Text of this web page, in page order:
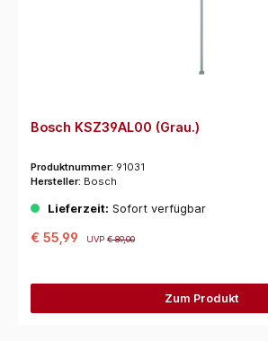
Bosch KSZ39AL00 (Grau.)
Produktnummer: 91031
Hersteller: Bosch
Lieferzeit: Sofort verfügbar
€ 55,99 UVP€ 89,00
Zum Produkt